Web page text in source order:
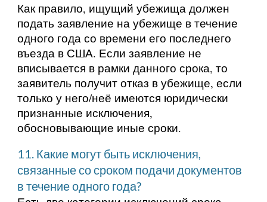
Как правило, ищущий убежища должен
подать заявление на убежище в течение
одного года со времени его последнего
въезда в США. Если заявление не
вписывается в рамки данного срока, то
заявитель получит отказ в убежище, если
только у него/неё имеются юридически
признанные исключения,
обосновывающие иные сроки.
11. Какие могут быть исключения,
связанные со сроком подачи документов
в течение одного года?